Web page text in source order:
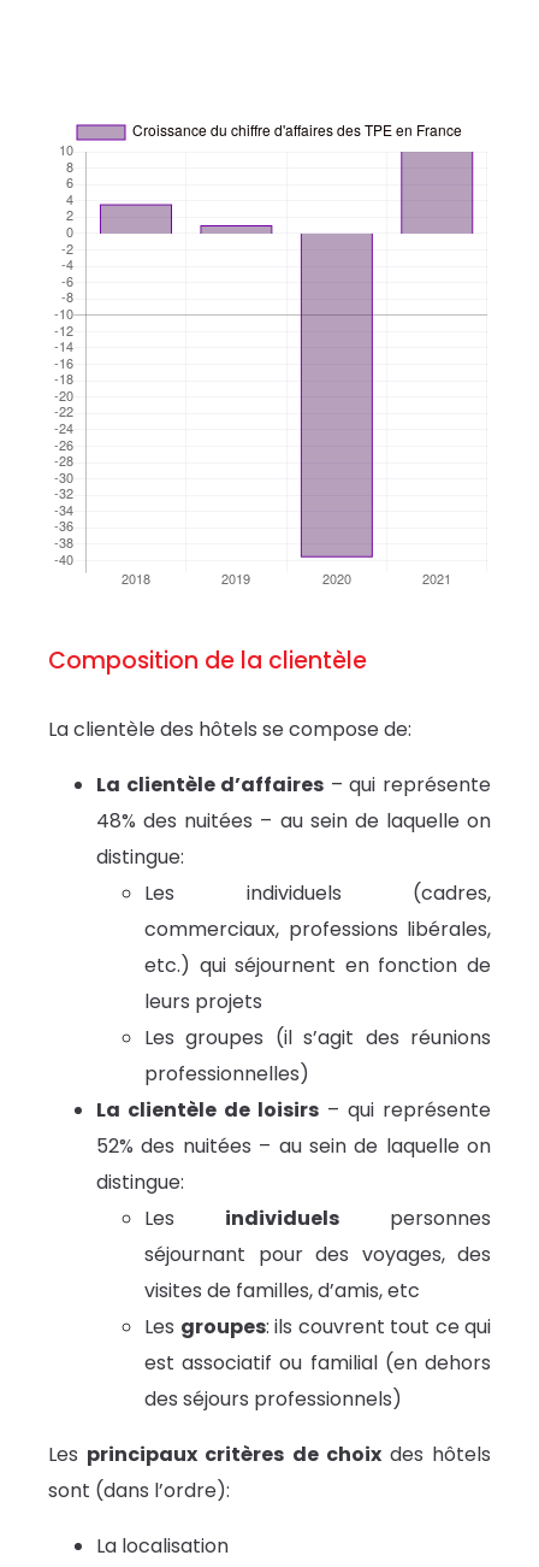
Composition de la clientèle
La clientèle des hôtels se compose de:
La clientèle d’affaires – qui représente
48% des nuitées – au sein de laquelle on
distingue:
Les individuels (cadres,
commerciaux, professions libérales,
etc.) qui séjournent en fonction de
leurs projets
Les groupes (il s’agit des réunions
professionnelles)
La clientèle de loisirs – qui représente
52% des nuitées – au sein de laquelle on
distingue:
Les individuels personnes
séjournant pour des voyages, des
visites de familles, d’amis, etc
Les groupes: ils couvrent tout ce qui
est associatif ou familial (en dehors
des séjours professionnels)
Les principaux critères de choixdes hôtels
sont (dans l’ordre):
La localisation